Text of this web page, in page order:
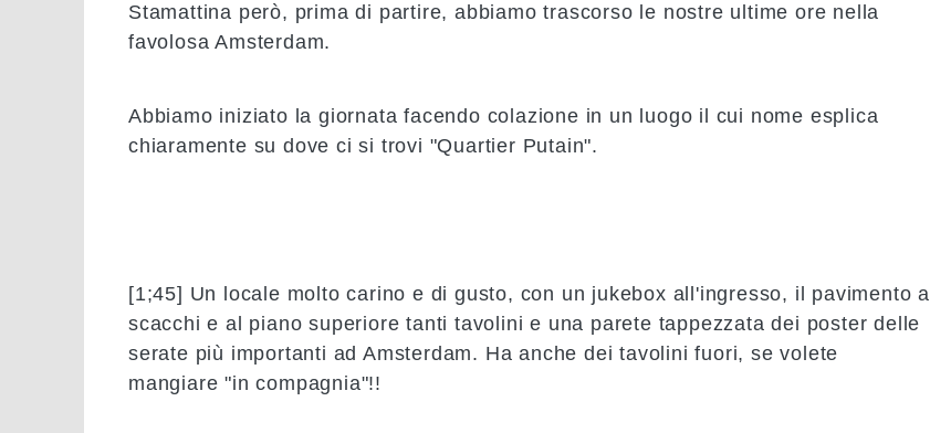
Stamattina però, prima di partire, abbiamo trascorso le nostre ultime ore nella
favolosa Amsterdam.
Abbiamo iniziato la giornata facendo colazione in un luogo il cui nome esplica
chiaramente su dove ci si trovi "Quartier Putain".
[1;45] Un locale molto carino e di gusto, con un jukebox all'ingresso, il pavimento a
scacchi e al piano superiore tanti tavolini e una parete tappezzata dei poster delle
serate più importanti ad Amsterdam. Ha anche dei tavolini fuori, se volete
mangiare "in compagnia"!!